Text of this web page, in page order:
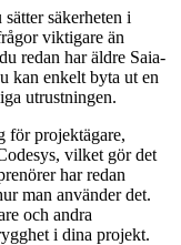
säkerheten i
viktigare än
redan har äldre Saia-
kan enkelt byta ut en
utrustningen.
för projektägare,
vilket gör det
har redan
man använder det.
och andra
i dina projekt.